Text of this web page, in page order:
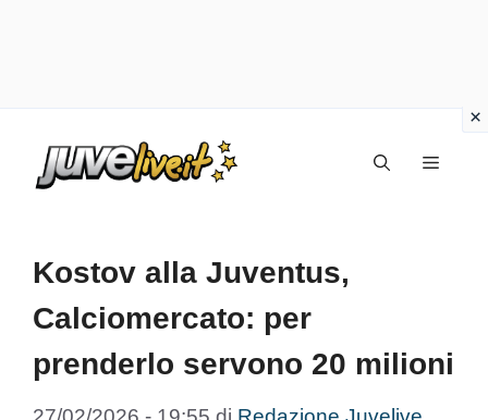
Menu
Kostov alla Juventus,
Calciomercato: per
prenderlo servono 20 milioni